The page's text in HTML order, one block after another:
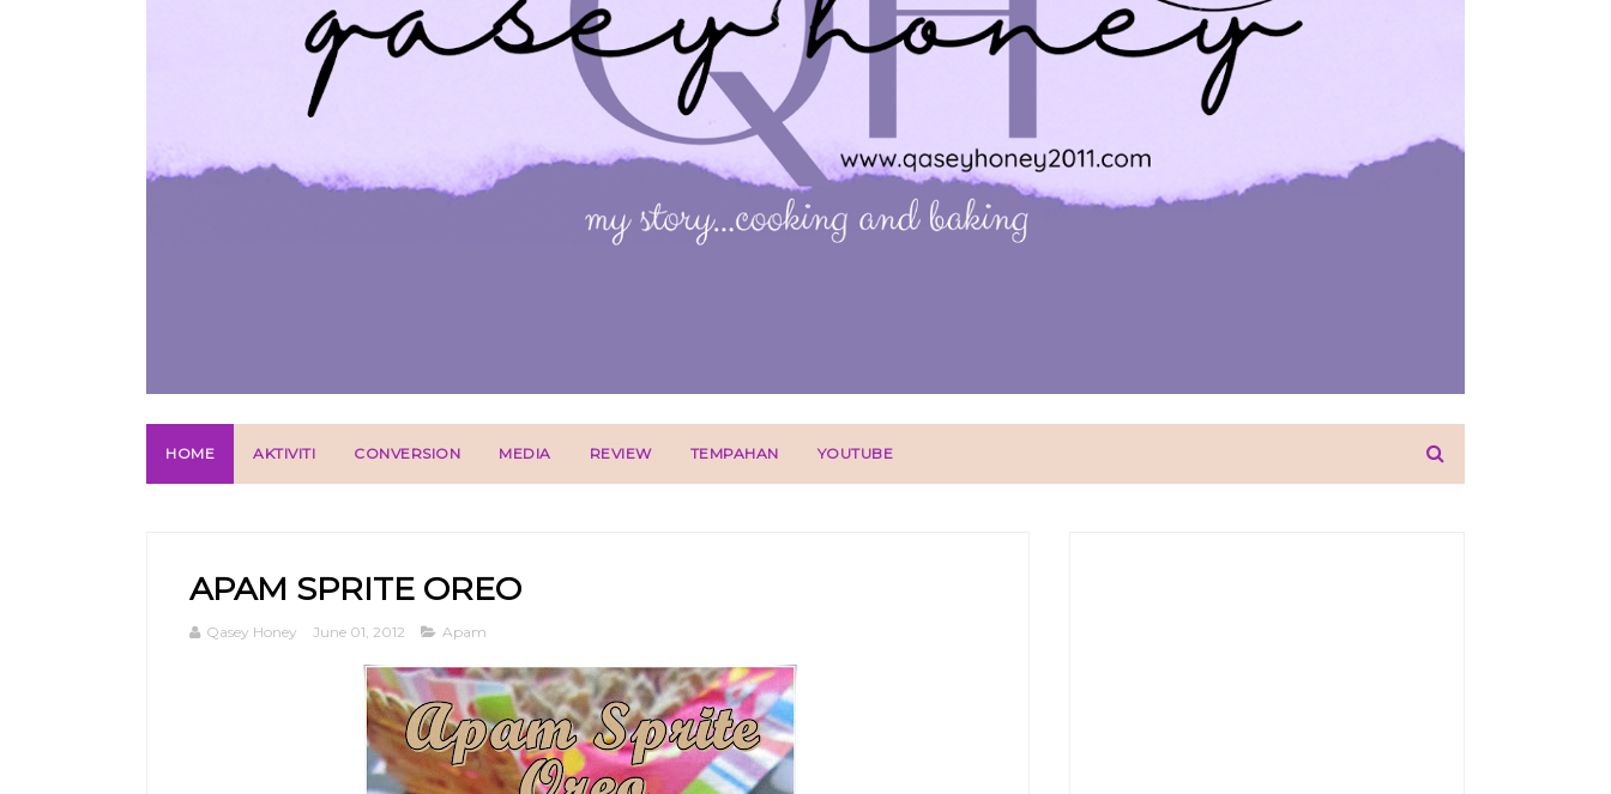
HOME AKTIVITI CONVERSION MEDIA REVIEW TEMPAHAN YOUTUBE
APAM SPRITE OREO
Qasey Honey June 01, 2012 Apam